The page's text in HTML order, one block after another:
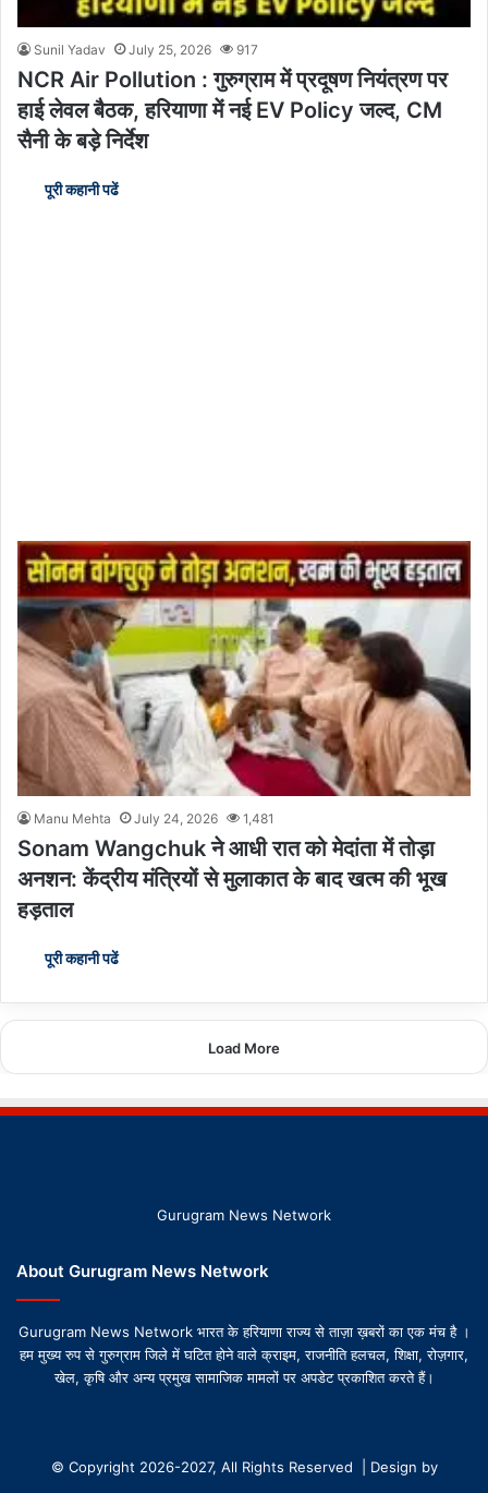
Sunil Yadav July 25, 2026 917
NCR Air Pollution : गुरुग्राम में प्रदूषण नियंत्रण पर
हाई लेवल बैठक, हरियाणा में नई EV Policy जल्द, CM
सैनी के बड़े निर्देश
पूरी कहानी पढें
Manu Mehta July 24, 2026 1,481
Sonam Wangchuk ने आधी रात को मेदांता में तोड़ा
अनशन: केंद्रीय मंत्रियों से मुलाकात के बाद खत्म की भूख
हड़ताल
पूरी कहानी पढें
Load More
Gurugram News Network
About Gurugram News Network
Gurugram News Network भारत के हरियाणा राज्य से ताज़ा ख़बरों का एक मंच है ।
हम मुख्य रुप से गुरुग्राम जिले में घटित होने वाले क्राइम, राजनीति हलचल, शिक्षा, रोज़गार,
खेल, कृषि और अन्य प्रमुख सामाजिक मामलों पर अपडेट प्रकाशित करते हैं।
© Copyright 2026-2027, All Rights Reserved | Design by